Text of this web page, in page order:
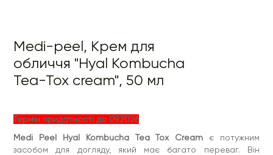
поверхню, усуває прояви зморшок та зламів. Крім того,
крем також містить інші природні інгредієнти, такі як
екстракт камелії (заспокоює шкіру, усуває запальні
процеси, захищає від дії вільних радикалів і чинить
антивікову дію), екстракт ферментованого рису
(розгладжує шкірну поверхню, робить її м'якою та ніжною,
Medi-peel, Крем для
обличчя "Hyal Kombucha
Tea-Tox cream", 50 мл
Термін придатності до 09.2026
Medi Peel Hyal Kombucha Tea Tox Cream є потужним
засобом для догляду, який має багато переваг. Він